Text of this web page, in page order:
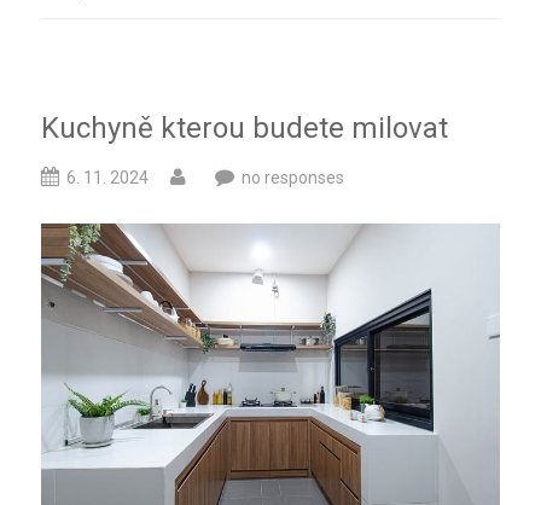
Kuchyně kterou budete milovat
6. 11. 2024 no responses